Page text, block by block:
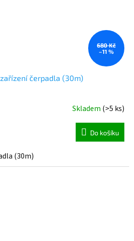
680 Kč
–11 %
čerpadla (30m)
Skladem (>5 ks)
Do košíku
(30m)